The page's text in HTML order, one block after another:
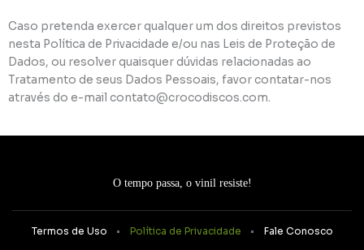
Caso pretenda exercer qualquer um dos direitos previstos
nesta Política de Privacidade e/ou nas Leis de Proteção de
Dados, ou resolver quaisquer dúvidas relacionadas ao
Tratamento de seus Dados Pessoais, favor contatar-nos
através do e-mail contato@crocodiscos.com.
O tempo passa, o vinil resiste!
Termos de Uso Política de Privacidade Fale Conosco